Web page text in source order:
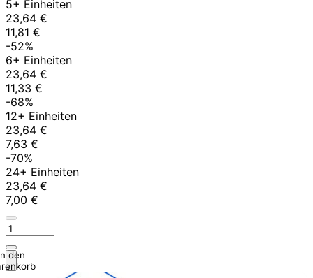
5+ Einheiten
23,64 €
11,81 €
-52%
6+ Einheiten
23,64 €
11,33 €
-68%
12+ Einheiten
23,64 €
7,63 €
-70%
24+ Einheiten
23,64 €
7,00 €
den